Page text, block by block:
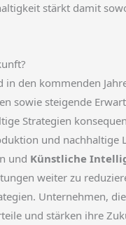
stärkt damit
in den kommenden
sowie steigende
Strategien
und
und Künstliche
weiter zu
Unternehmen,
und stärken ihre